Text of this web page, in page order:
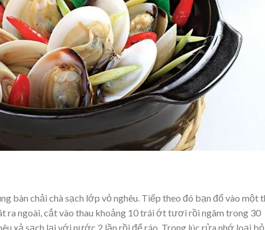
bàn chải chà sạch lớp vỏ nghêu. Tiếp theo đó bạn đổ vào một
ra ngoài, cắt vào thau khoảng 10 trái ớt tươi rồi ngâm trong 30
xả sạch lại với nước 2 lần rồi để ráo. Trong lúc rửa nhớ loại bỏ